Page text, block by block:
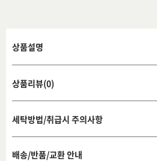
상품설명
상품리뷰(0)
세탁방법/취급시 주의사항
배송/반품/교환 안내